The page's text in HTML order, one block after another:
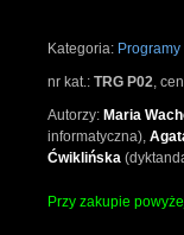
Kategoria: Programy
nr kat.: TRG P02,
Autorzy: Maria
informatyczna),
Ćwiklińska
Przy zakupie